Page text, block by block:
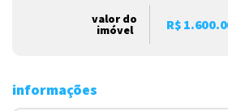
valor do
imóvel R$
informações